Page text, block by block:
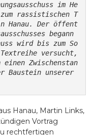
im He
rassistischen T
Hanau. Der öffent
begann
wird bis zum So
versucht,
einen Zwischenstan
Baustein unserer
Hanau, Martin Links,
Vortrag
rechtfertigen